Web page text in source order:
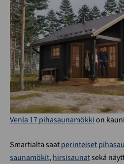
Venla 17 pihasaunamökkion
Smartialta saatperinteiset
saunamökit, hirsisaunatsekä